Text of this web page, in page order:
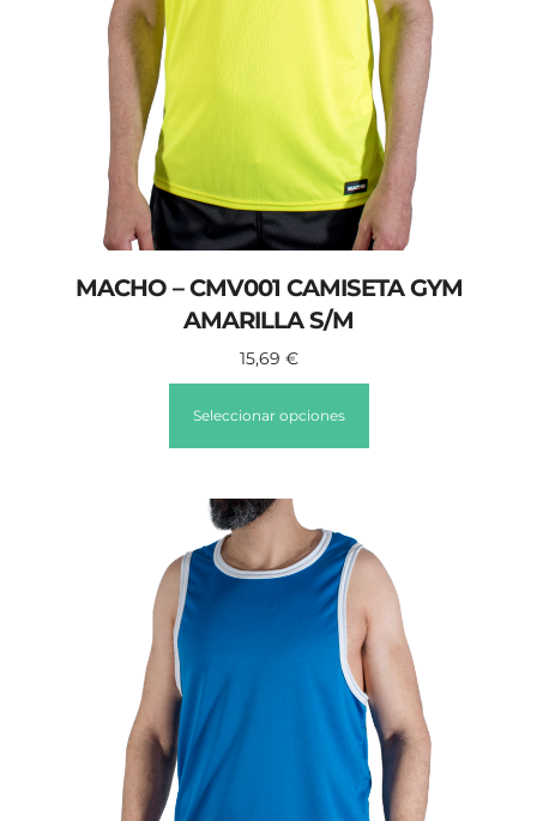
MACHO – CMV001 CAMISETA GYM
AMARILLA S/M
15,69 €
Seleccionar opciones